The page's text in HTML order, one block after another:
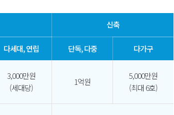
신축
다세대, 연립 단독, 다중 다가구
3,000만원
(세대당)
1억원
5,000만원
(최대 6호)